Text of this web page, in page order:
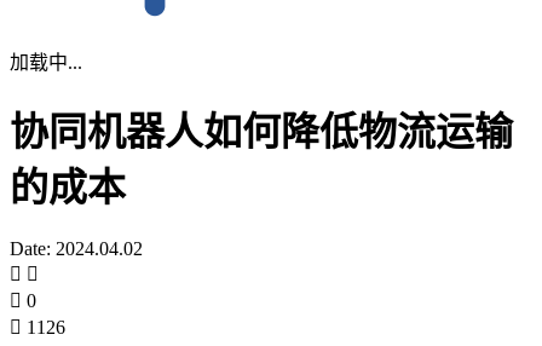
加载中...
协同机器人如何降低物流运输
的成本
Date: 2024.04.02
0
1126